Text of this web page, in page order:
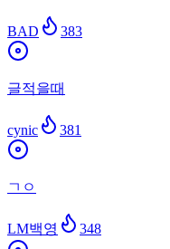
BAD 383
글적을때
cynic 381
ㄱㅇ
LM백영 348